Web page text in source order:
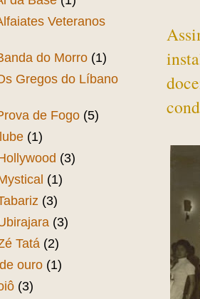
Veteranos
do Morro (1)
Gregos do Líbano
de Fogo (5)
(1)
(3)
(1)
(3)
(3)
Tatá (2)
ouro (1)
(3)